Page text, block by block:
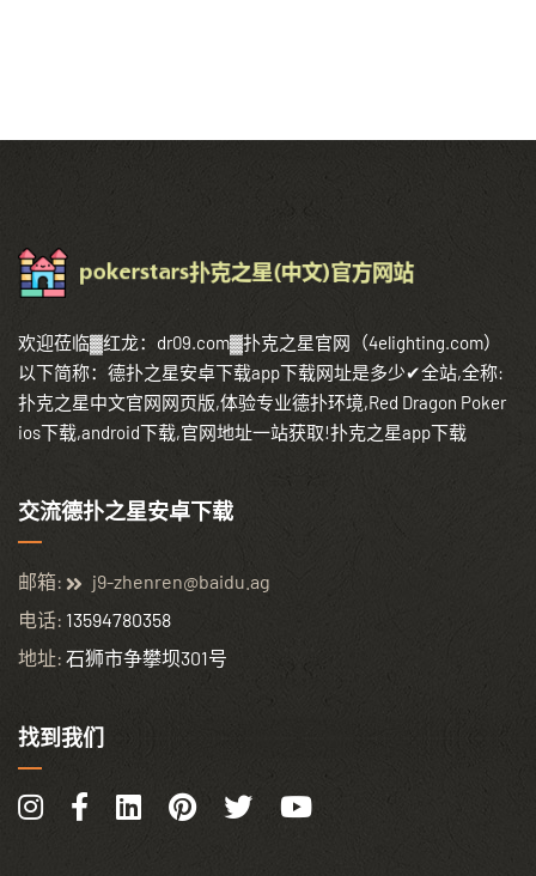
欢迎莅临▓红龙：dr09.com▓扑克之星官网（4elighting.com）
以下简称：德扑之星安卓下载app下载网址是多少✔全站,全称:
扑克之星中文官网网页版,体验专业德扑环境,Red Dragon Poker
ios下载,android下载,官网地址一站获取!扑克之星app下载
交流德扑之星安卓下载
邮箱:
j9-zhenren@baidu.ag
电话: 13594780358
地址: 石狮市争攀坝301号
找到我们